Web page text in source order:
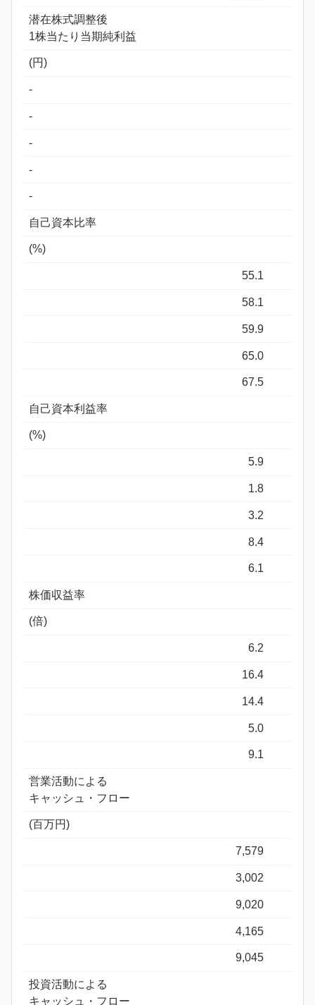
潜在株式調整後
1株当たり当期純利益
(円)
-
-
-
-
-
自己資本比率
(%)
55.1
58.1
59.9
65.0
67.5
自己資本利益率
(%)
5.9
1.8
3.2
8.4
6.1
株価収益率
(倍)
6.2
16.4
14.4
5.0
9.1
営業活動による
キャッシュ・フロー
(百万円)
7,579
3,002
9,020
4,165
9,045
投資活動による
キャッシュ・フロー